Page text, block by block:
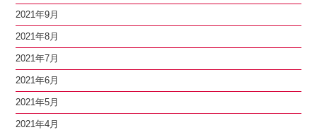
2021年9月
2021年8月
2021年7月
2021年6月
2021年5月
2021年4月